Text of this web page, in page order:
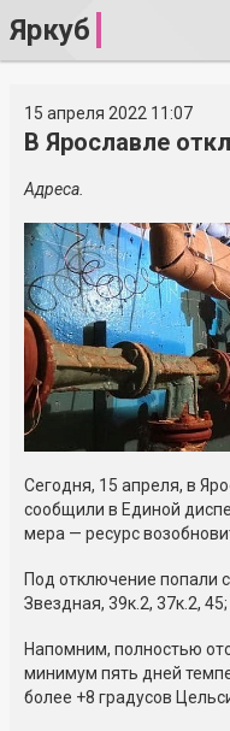
Яркуб
15 апреля 2022 11:07
В Ярославле
Адреса.
Сегодня, 15 апреля, в
сообщили в Единой
мера — ресурс
Под отключение попали
Звездная, 39к.2, 37к.2,
Напомним, полностью
минимум пять дней
более +8 градусов